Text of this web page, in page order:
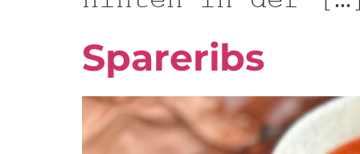
Spareribs